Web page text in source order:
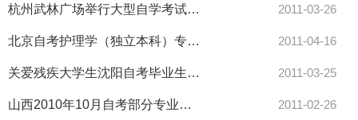
杭州武林广场举行大型自学考试咨询会-自考 2011-03-26
北京自考护理学（独立本科）专业课程设置表-自考 2011-04-16
关爱残疾大学生沈阳自考毕业生获资助-自考 2011-03-25
山西2010年10月自考部分专业课程调整说明-自考 2011-02-26